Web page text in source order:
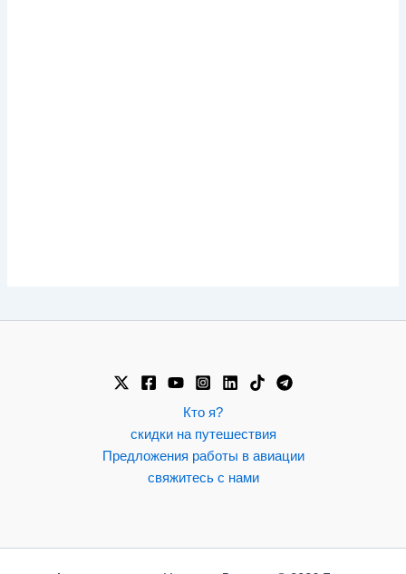
Кто я?
скидки на путешествия
Предложения работы в авиации
свяжитесь с нами